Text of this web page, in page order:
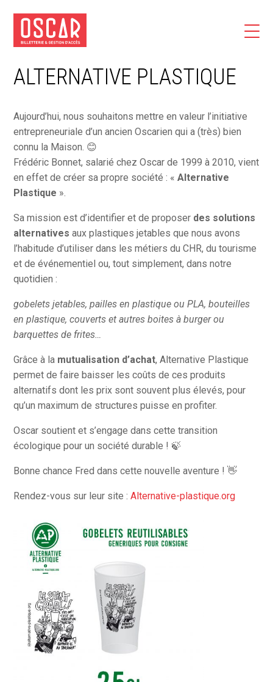
ALTERNATIVE PLASTIQUE
Aujourd’hui, nous souhaitons mettre en valeur l’initiative
entrepreneuriale d’un ancien Oscarien qui a (très) bien
connu la Maison. 😊
Frédéric Bonnet, salarié chez Oscar de 1999 à 2010, vient
en effet de créer sa propre société : « Alternative
Plastique ».
Sa mission est d’identifier et de proposer des solutions
alternatives aux plastiques jetables que nous avons
l’habitude d’utiliser dans les métiers du CHR, du tourisme
et de événementiel ou, tout simplement, dans notre
quotidien :
gobelets jetables, pailles en plastique ou PLA, bouteilles
en plastique, couverts et autres boites à burger ou
barquettes de frites…
Grâce à la mutualisation d’achat, Alternative Plastique
permet de faire baisser les coûts de ces produits
alternatifs dont les prix sont souvent plus élevés, pour
qu’un maximum de structures puisse en profiter.
Oscar soutient et s’engage dans cette transition
écologique pour un société durable ! 🍃
Bonne chance Fred dans cette nouvelle aventure ! 👋
Rendez-vous sur leur site :Alternative-plastique.org